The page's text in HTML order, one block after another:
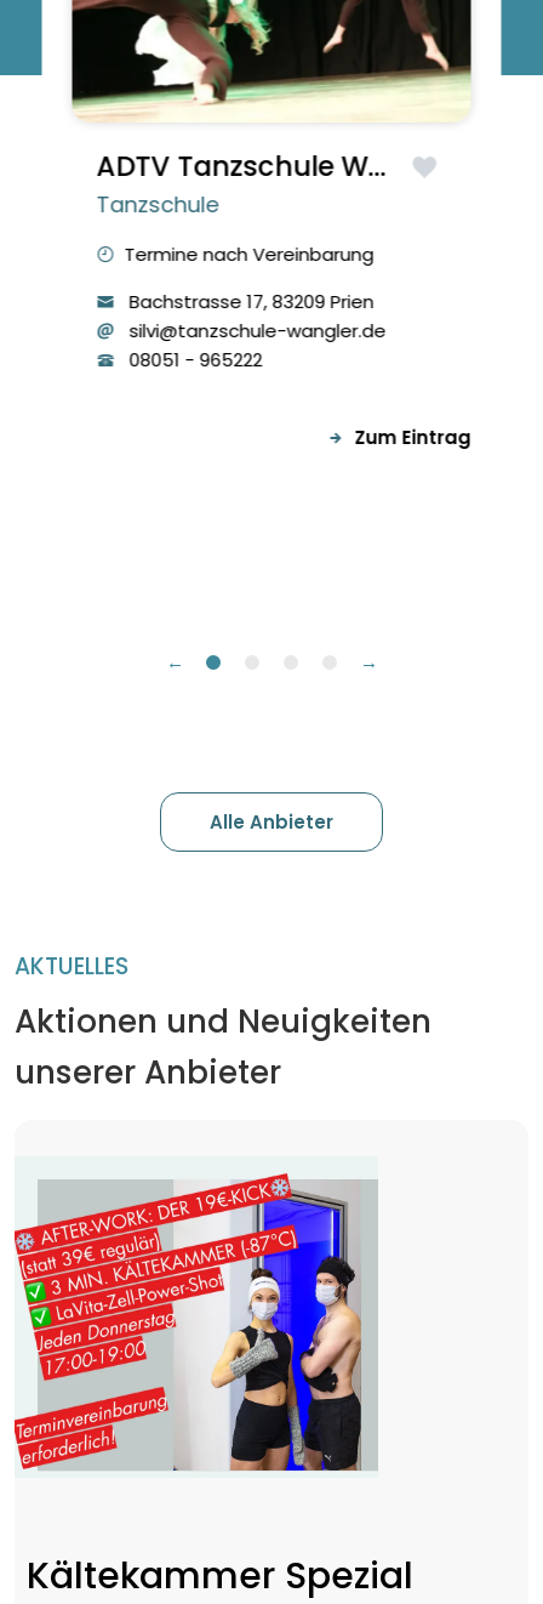
ADTV Tanzschule Wangler
Tanzschule
Termine nach Vereinbarung
Bachstrasse 17, 83209 Prien
silvi@tanzschule-wangler.de
08051 -965222
Zum Eintrag
← →
Alle Anbieter
AKTUELLES
Aktionen und Neuigkeiten
unserer Anbieter
Kältekammer Spezial